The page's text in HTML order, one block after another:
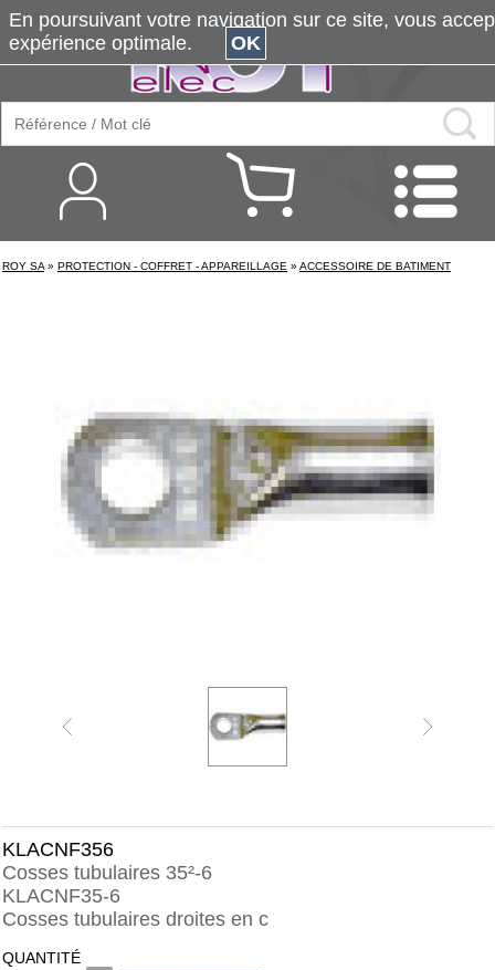
ROY SA » PROTECTION - COFFRET - APPAREILLAGE » ACCESSOIRE DE BATIMENT
KLACNF356
Cosses tubulaires 35²-6
KLACNF35-6
Cosses tubulaires droites en c
QUANTITÉ
En poursuivant votre navigation sur ce site, vous
expérience optimale.
OK